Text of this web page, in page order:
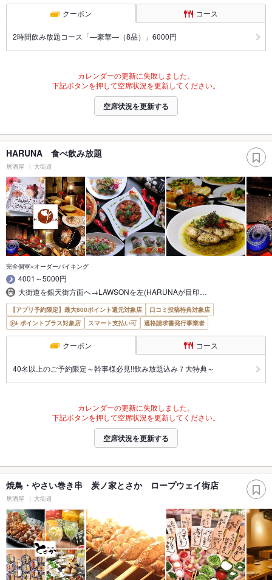
クーポン コース
2時間飲み放題コース「―豪華―（8品）」6000円
カレンダーの更新に失敗しました。
下記ボタンを押して空席状況を更新してください。
空席状況を更新する
HARUNA 食べ飲み放題
居酒屋 大街道
完全個室×オーダーバイキング
4001～5000円
大街道を銀天街方面へ→LAWSONを左(HARUNAが目印…
【アプリ予約限定】最大800ポイント還元対象店
口コミ投稿特典対象店
ポイントプラス対象店
スマート支払い可 適格請求書発行事業者
クーポン コース
40名以上のご予約限定～幹事様必見!!飲み放題込み７大特典～
カレンダーの更新に失敗しました。
下記ボタンを押して空席状況を更新してください。
空席状況を更新する
焼鳥・やさい巻き串 炭ノ家とさか ロープウェイ街店
居酒屋 大街道